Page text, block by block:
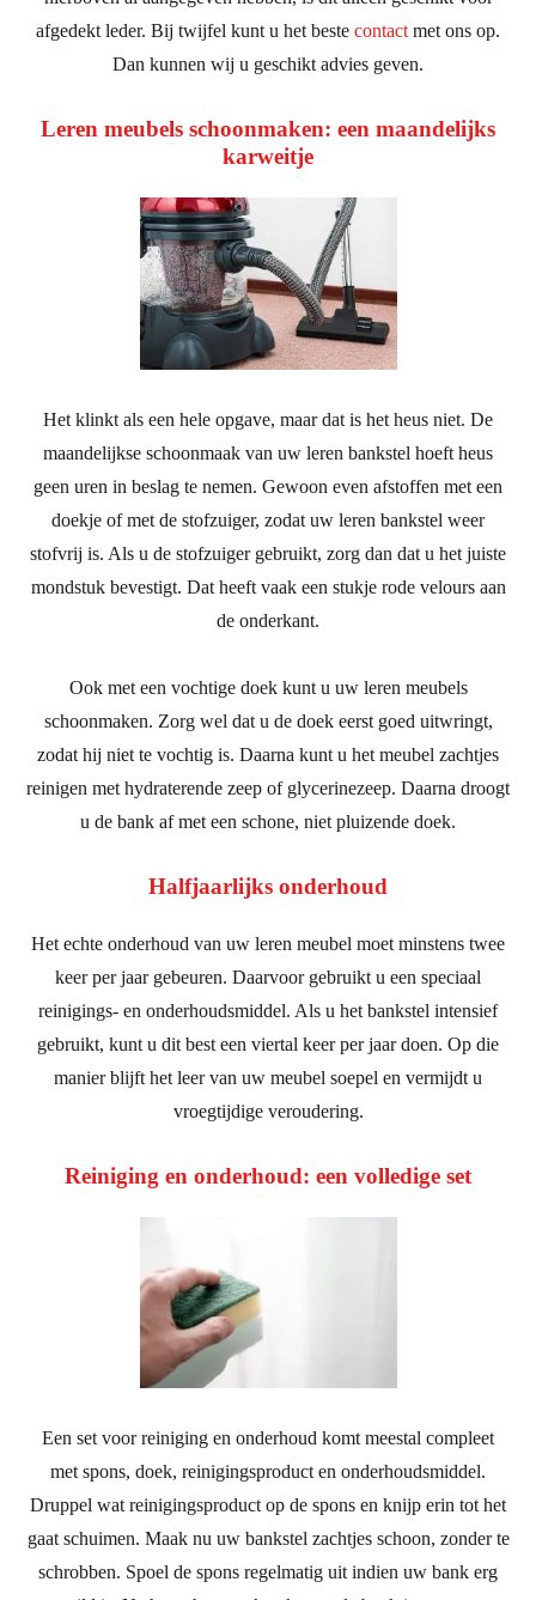
afgedekt leder. Bij twijfel kunt u het beste contact met ons op.
Dan kunnen wij u geschikt advies geven.
Leren meubels schoonmaken: een maandelijks
karweitje
Het klinkt als een hele opgave, maar dat is het heus niet. De
maandelijkse schoonmaak van uw leren bankstel hoeft heus
geen uren in beslag te nemen. Gewoon even afstoffen met een
doekje of met de stofzuiger, zodat uw leren bankstel weer
stofvrij is. Als u de stofzuiger gebruikt, zorg dan dat u het juiste
mondstuk bevestigt. Dat heeft vaak een stukje rode velours aan
de onderkant.
Ook met een vochtige doek kunt u uw leren meubels
schoonmaken. Zorg wel dat u de doek eerst goed uitwringt,
zodat hij niet te vochtig is. Daarna kunt u het meubel zachtjes
reinigen met hydraterende zeep of glycerinezeep. Daarna droogt
u de bank af met een schone, niet pluizende doek.
Halfjaarlijks onderhoud
Het echte onderhoud van uw leren meubel moet minstens twee
keer per jaar gebeuren. Daarvoor gebruikt u een speciaal
reinigings- en onderhoudsmiddel. Als u het bankstel intensief
gebruikt, kunt u dit best een viertal keer per jaar doen. Op die
manier blijft het leer van uw meubel soepel en vermijdt u
vroegtijdige veroudering.
Reiniging en onderhoud: een volledige set
Een set voor reiniging en onderhoud komt meestal compleet
met spons, doek, reinigingsproduct en onderhoudsmiddel.
Druppel wat reinigingsproduct op de spons en knijp erin tot het
gaat schuimen. Maak nu uw bankstel zachtjes schoon, zonder te
schrobben. Spoel de spons regelmatig uit indien uw bank erg